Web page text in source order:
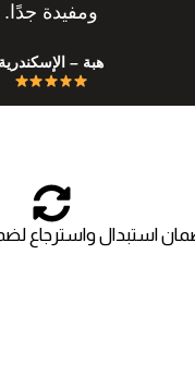
ومفيدة جدًا.
هبة – الإسكندرية
استبدال واسترجاع